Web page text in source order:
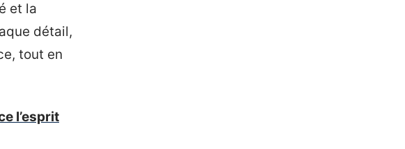
et la
détail,
tout en
l’esprit